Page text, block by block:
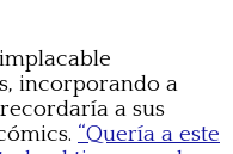
incorporando a
a sus
“Quería a este